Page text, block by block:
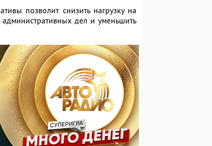
позволит снизить нагрузку на
административных дел и уменьшить